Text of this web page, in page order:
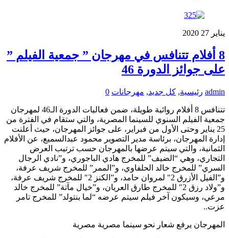
يناير 27
2020
8 أفلام تتنافس في مهرجان ” جمعية الفيلم ”
على جوائز الدورة 46
admin رئيسية, كل جديد, مهرجانات 0
تتنافس 8 أفلام روائية طويلة، ضمن فعاليات الدورة الـ46 لمهرجان
جمعية الفيلم السنوي للسينما المصرية، والتي ستقام في الفترة من
25 يناير وحتى الأول من فبراير، على جوائز المهرجان، حيث أعلنت
إدارة المهرجان، برئاسة مدير التصوير محمود عبدالسميع، عن الأفلام
الثمانية، والتي سيتم عرضها بالمهرجان حسب ترتيب العرض
التجاري، وهي “الضيف” للمخرج هادي الباجوري، و”نادي الرجال
السري” للمخرج خالد الحلفاوي، و”الممر” للمخرج شريف عرفة،
و”الفيل الأزرق 2″ لمروان حامد، و”الكنز 2″ للمخرج شريف عرفة،
و”ولاد رزق 2″ للمخرج طارق العريان، و”خيال مآتة” للمخرج خالد
مرعي، وسيكون آخر فيلم سيتم عرضه “لما بنتولد” للمخرج تامر
عزت..
المهرجان يرفع شعار نحو سينما مصرية مصرية